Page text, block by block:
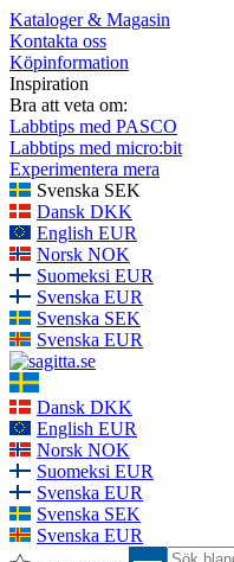
Kataloger & Magasin
Kontakta oss
Köpinformation
Inspiration
Bra att veta om:
Labbtips med PASCO
Labbtips med micro:bit
Experimentera mera
Svenska SEK
Dansk DKK
English EUR
Norsk NOK
Suomeksi EUR
Svenska EUR
Svenska SEK
Svenska EUR
Dansk DKK
English EUR
Norsk NOK
Suomeksi EUR
Svenska EUR
Svenska SEK
Svenska EUR